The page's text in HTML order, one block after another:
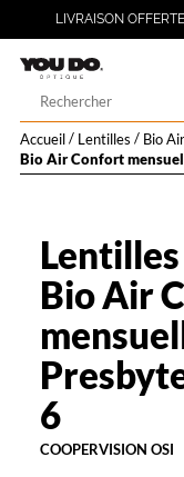
LIVRAISON
Opticien
LYNX
OPTIQUE
et
YOU
DO
Votre
recherche
le
menu
Accueil Lentilles
Bio Air
Bio Air Confort
Bio Air
6
COOPERVISION OSI
détaillée
Retour
l’accueil